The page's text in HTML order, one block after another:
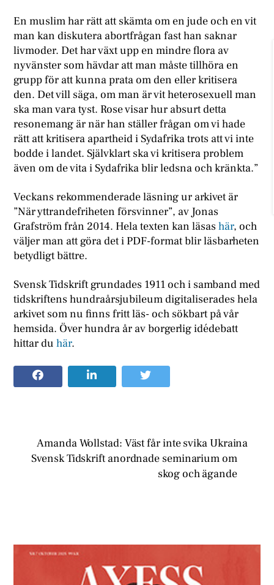
En muslim har rätt att skämta om en jude och en vit
man kan diskutera abortfrågan fast han saknar
livmoder. Det har växt upp en mindre flora av
nyvänster som hävdar att man måste tillhöra en
grupp för att kunna prata om den eller kritisera
den. Det vill säga, om man är vit heterosexuell man
ska man vara tyst. Rose visar hur absurt detta
resonemang är när han ställer frågan om vi hade
rätt att kritisera apartheid i Sydafrika trots att vi inte
bodde i landet. Självklart ska vi kritisera problem
även om de vita i Sydafrika blir ledsna och kränkta.”
Veckans rekommenderade läsning ur arkivet är
”När yttrandefriheten försvinner”, av Jonas
Grafström från 2014. Hela texten kan läsashär, och
väljer man att göra det i PDF-format blir läsbarheten
betydligt bättre.
Svensk Tidskrift grundades 1911 och i samband med
tidskriftens hundraårsjubileum digitaliserades hela
arkivet som nu finns fritt läs- och sökbart på vår
hemsida. Över hundra år av borgerlig idédebatt
hittar duhär.
Amanda Wollstad: Väst får inte svika Ukraina
Svensk Tidskrift anordnade seminarium om
skog och ägande